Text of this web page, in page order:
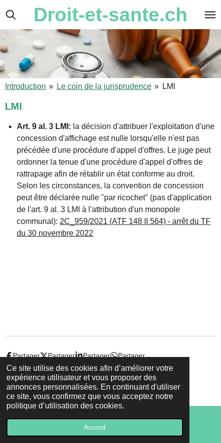
Ce site utilise des cookies afin d’améliorer votre
expérience utilisateur et vous proposer des
annonces personnalisées. En continuant d'utiliser
ce site, vous confirmez que vous acceptez notre
politique d’utilisation des cookies.
Accord
Passer
contenu
principal
Droit-et-sante.ch
Introduction » Le coin de la jurisprudence » LMI
LMI
Art. 9 al. 3 LMI: la décision d'attribuer l'exploitation d'une
concession d'affichage est nulle lorsqu'elle n'est pas
précédée d'une procédure d'appel d'offres. Le juge peut
ordonner la tenue d'une procédure d'appel d'offres de
rattrapage afin de rétablir un état conforme au droit.
Selon les circonstances, la convention de concession
peut être déclarée nulle "par ricochet" (pas d'application
de l'art. 9 al. 3 LMI à l'attribution d'un monopole
communal): 2C_959/2021 (ATF 148 II 564) - arrêt du TF
du 30 novembre 2022
Partager Partager Partager Partager
© 2022 - 2026 Droit-et-sante.ch
Propulsé par Webador
E-mail